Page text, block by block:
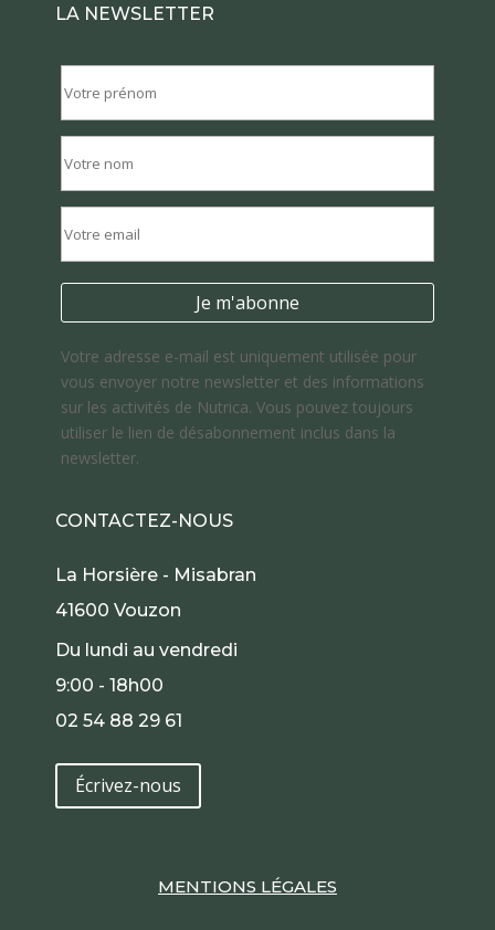
LA NEWSLETTER
Votre adresse e-mail est uniquement utilisée pour
vous envoyer notre newsletter et des informations
sur les activités de Nutrica. Vous pouvez toujours
utiliser le lien de désabonnement inclus dans la
newsletter.
CONTACTEZ-NOUS
La Horsière - Misabran
41600 Vouzon
Du lundi au vendredi
9:00 - 18h00
02 54 88 29 61
Écrivez-nous
MENTIONS LÉGALES